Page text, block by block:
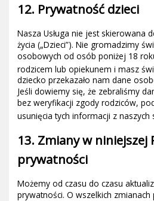
12. Prywatność dzieci
Nasza Usługa nie jest skierowana
życia („Dzieci”). Nie gromadzimy
osobowych od osób poniżej 18
rodzicem lub opiekunem i masz
dziecko przekazało nam dane
Jeśli dowiemy się, że zebraliśmy
bez weryfikacji zgody rodziców,
usunięcia tych informacji z naszych
13. Zmiany w niniejszej
prywatności
Możemy od czasu do czasu
prywatności. O wszelkich